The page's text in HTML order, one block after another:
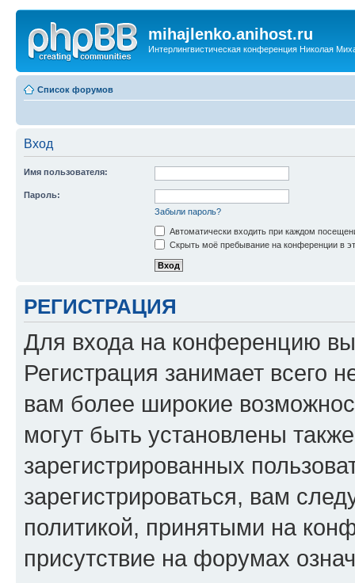
mihajlenko.anihost.ru
Интерлингвистическая конференция Николая
Список форумов
Вход
Имя пользователя:
Пароль:
Забыли пароль?
Автоматически входить при каждом
Скрыть моё пребывание на конференции в
РЕГИСТРАЦИЯ
Для входа на конференцию
Регистрация занимает всего
вам более широкие
могут быть установлены
зарегистрированных
зарегистрироваться, вам
политикой, принятыми на
присутствие на форумах